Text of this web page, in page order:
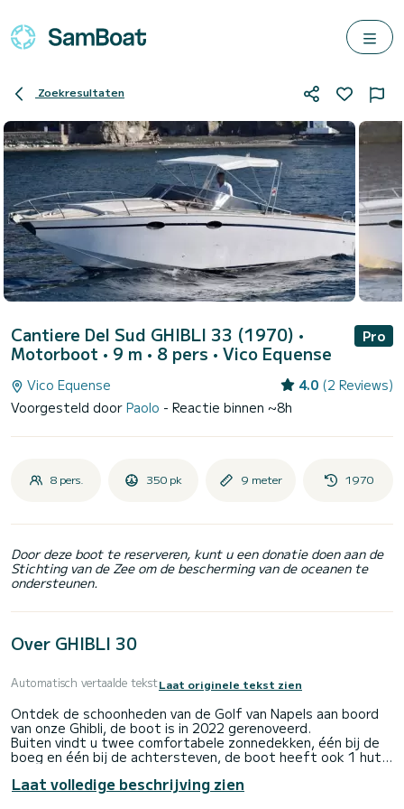
Zoekresultaten
Cantiere Del Sud GHIBLI 33 (1970) •
Motorboot • 9 m • 8 pers • Vico Equense
Pro
Vico Equense 4.0 (2 Reviews)
Voorgesteld door Paolo - Reactie binnen ~8h
8 pers. 350 pk 9 meter 1970
Door deze boot te reserveren, kunt u een donatie doen aan de
Stichting van de Zee om de bescherming van de oceanen te
ondersteunen.
Over GHIBLI 30
Automatisch vertaalde tekstLaat originele tekst zien
Ontdek de schoonheden van de Golf van Napels aan boord
van onze Ghibli, de boot is in 2022 gerenoveerd.
Buiten vindt u twee comfortabele zonnedekken, één bij de
boeg en één bij de achtersteven, de boot heeft ook 1 hut
.CAPRI TOUR:
Het vertrek is gepland voor 10.00 uur vanuit de haven van uw
Laat volledige beschrijving zien